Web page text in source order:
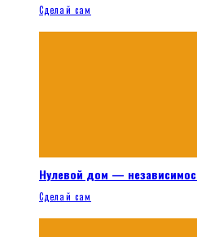
Сделай сам
Нулевой дом —
Сделай сам